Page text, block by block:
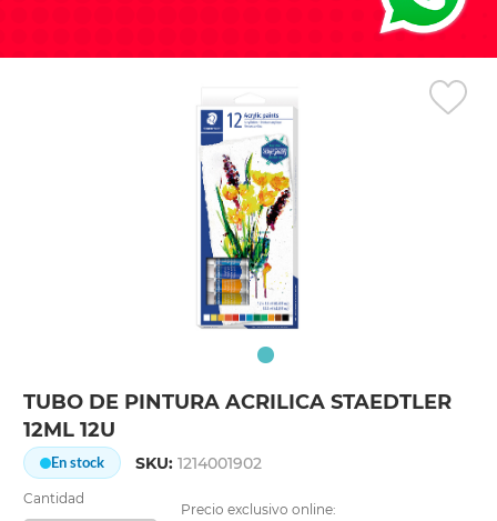
TUBO DE PINTURA ACRILICA STAEDTLER
12ML 12U
En stock SKU:1214001902
Cantidad
Precio exclusivo online: